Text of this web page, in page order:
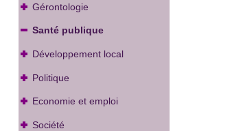
Gérontologie
Santé publique
Développement local
Politique
Economie et emploi
Société